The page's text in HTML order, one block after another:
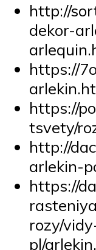
http://
dekor-
https://
https://
tsvety/
http://
arlekin-
https://
rozy/
pl/